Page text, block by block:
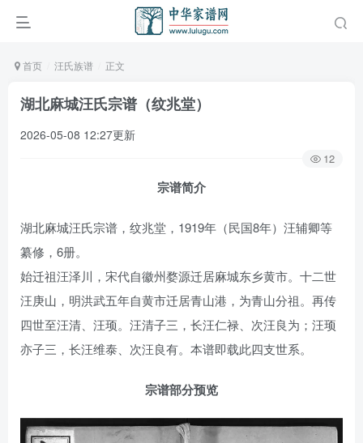
首页 汪氏族谱 正文
湖北麻城汪氏宗谱（纹兆堂）
2026-05-08 12:27更新
12
宗谱简介
湖北麻城汪氏宗谱，纹兆堂，1919年（民国8年）汪辅卿等
纂修，6册。
始迁祖汪泽川，宋代自徽州婺源迁居麻城东乡黄市。十二世
汪庚山，明洪武五年自黄市迁居青山港，为青山分祖。再传
四世至汪清、汪顼。汪清子三，长汪仁禄、次汪良为；汪顼
亦子三，长汪维泰、次汪良有。本谱即载此四支世系。
宗谱部分预览